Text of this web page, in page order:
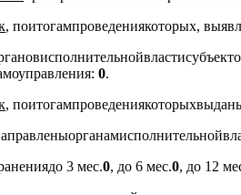
, поитогампроведениякоторых,
исполнительнойвласти
: 0.
, поитогампроведениякоторых
органамисполнительной
до 3 мес.0, до 6 мес.0, до 12